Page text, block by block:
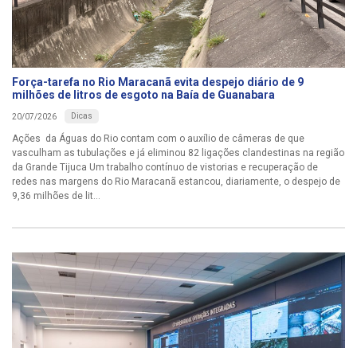
Força-tarefa no Rio Maracanã evita despejo diário de 9
milhões de litros de esgoto na Baía de Guanabara
20/07/2026 Dicas
Ações da Águas do Rio contam com o auxílio de câmeras de que
vasculham as tubulações e já eliminou 82 ligações clandestinas na região
da Grande Tijuca Um trabalho contínuo de vistorias e recuperação de
redes nas margens do Rio Maracanã estancou, diariamente, o despejo de
9,36 milhões de lit...